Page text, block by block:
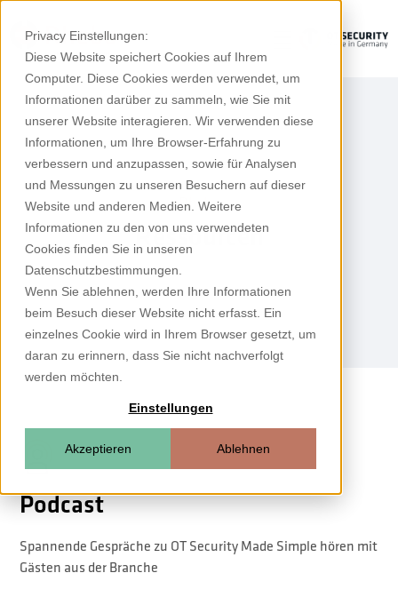
Privacy Einstellungen:
Diese Website speichert Cookies auf Ihrem
Computer. Diese Cookies werden verwendet, um
Informationen darüber zu sammeln, wie Sie mit
unserer Website interagieren. Wir verwenden diese
Informationen, um Ihre Browser-Erfahrung zu
verbessern und anzupassen, sowie für Analysen
und Messungen zu unseren Besuchern auf dieser
Website und anderen Medien. Weitere
Informationen zu den von uns verwendeten
Cookies finden Sie in unseren
Datenschutzbestimmungen.
Wenn Sie ablehnen, werden Ihre Informationen
beim Besuch dieser Website nicht erfasst. Ein
einzelnes Cookie wird in Ihrem Browser gesetzt, um
daran zu erinnern, dass Sie nicht nachverfolgt
werden möchten.
Einstellungen
Akzeptieren Ablehnen
Rhebo
Ressourcen
Podcast
Spannende Gespräche zu OT Security Made Simple hören mit
Gästen aus der Branche